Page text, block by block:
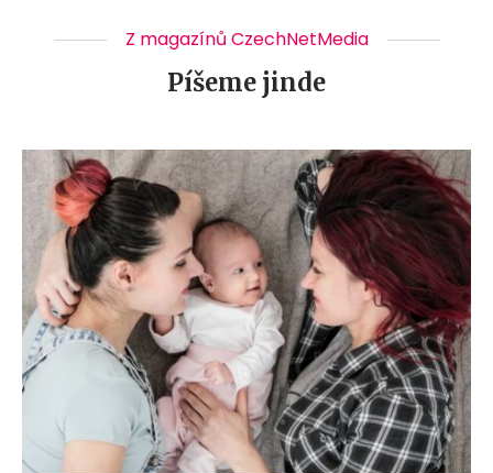
Z magazínů CzechNetMedia
Píšeme jinde